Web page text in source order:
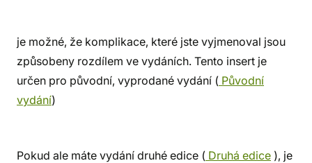
je možné, že komplikace, které jste vyjmenoval jsou
způsobeny rozdílem ve vydáních. Tento insert je
určen pro původní, vyprodané vydání ( Původní
vydání)
Pokud ale máte vydání druhé edice ( Druhá edice ), je